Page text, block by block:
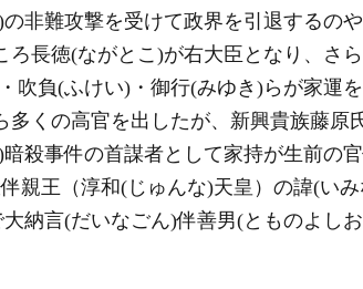
非難攻撃を受けて政界を引退するの
ろ長徳(ながとこ)が右大臣となり、さ
吹負(ふけい)・御行(みゆき)らが家運
くの高官を出したが、新興貴族藤原
殺事件の首謀者として家持が生前の
親王（淳和(じゅんな)天皇）の諱(い
納言(だいなごん)伴善男(とものよし